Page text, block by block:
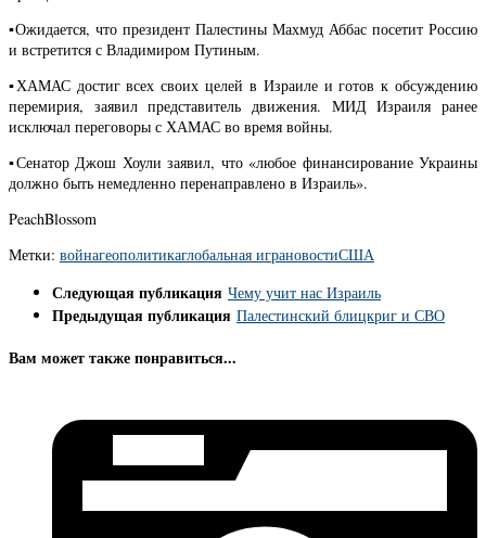
▪︎Ожидается, что президент Палестины Махмуд Аббас посетит Россию
и встретится с Владимиром Путиным.
▪︎ХАМАС достиг всех своих целей в Израиле и готов к обсуждению
перемирия, заявил представитель движения. МИД Израиля ранее
исключал переговоры с ХАМАС во время войны.
▪︎Сенатор Джош Хоули заявил, что «любое финансирование Украины
должно быть немедленно перенаправлено в Израиль».
PeachBlossom
Метки: войнагеополитикаглобальная играновостиСША
Следующая публикация Чему учит нас Израиль
Предыдущая публикация Палестинский блицкриг и СВО
Вам может также понравиться...